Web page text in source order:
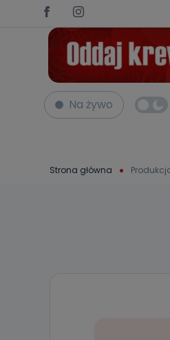
Na żywo
Strona główna